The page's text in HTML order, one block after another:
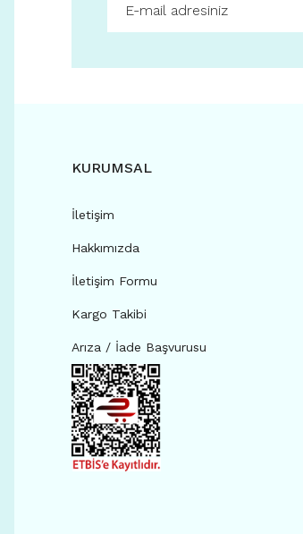
KURUMSAL
İletişim
Hakkımızda
İletişim Formu
Kargo Takibi
Arıza / İade Başvurusu